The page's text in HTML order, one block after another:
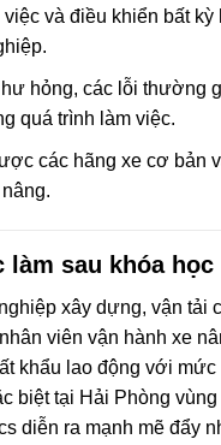
và điều khiển bất kỳ
hỏng, các lỗi thường
quá trình làm việc.
các hãng xe cơ bản
làm sau khóa học
xây dựng, vận tải
viên vận hành xe
khẩu lao động với
biệt tại Hải Phòng
diễn ra mạnh mẽ đẩy